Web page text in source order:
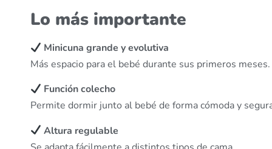
Lo más importante
Minicuna grande y evolutiva
Más espacio para el bebé durante sus primeros meses.
Función colecho
Permite dormir junto al bebé de forma cómoda y
Altura regulable